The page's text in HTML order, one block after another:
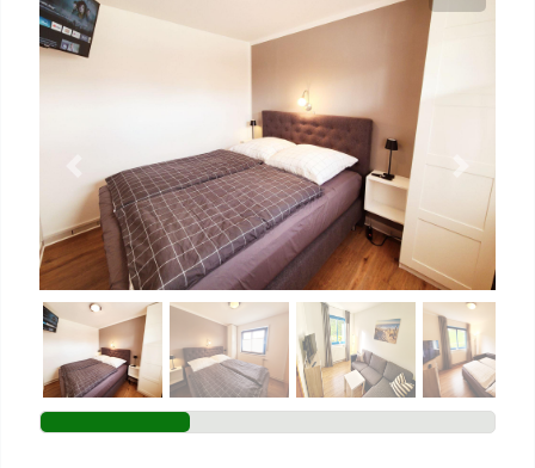
Previous Next